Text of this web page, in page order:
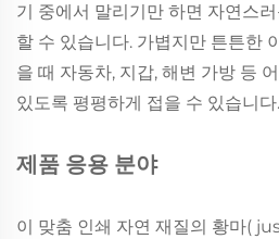
기 중에서 말리기만 하면 자연스
할 수 있습니다. 가볍지만 튼튼한
을 때 자동차, 지갑, 해변 가방 등
있도록 평평하게 접을 수 있습니다.
제품 응용 분야
이 맞춤 인쇄 자연 재질의 황마(